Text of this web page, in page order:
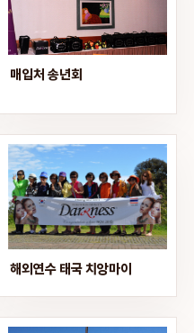
매입처 송년회
해외연수 태국 치앙마이